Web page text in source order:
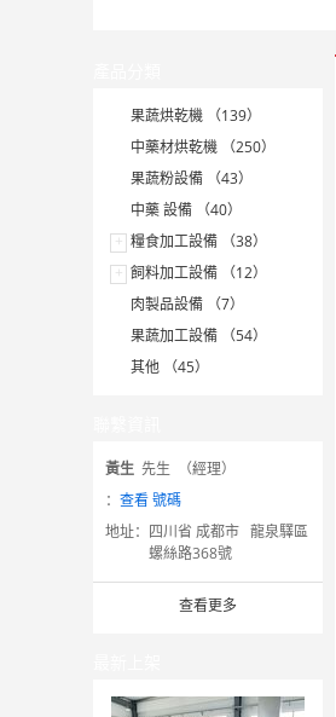
果蔬烘乾機 （139）
中藥材烘乾機 （250）
果蔬粉設備 （43）
中藥 設備 （40）
+ 糧食加工設備 （38）
+ 飼料加工設備 （12）
肉製品設備 （7）
果蔬加工設備 （54）
其他 （45）
黃生 先生 （經理）
： 查看 號碼
地址： 四川省 成都市 龍泉驛區
螺絲路368號
查看更多